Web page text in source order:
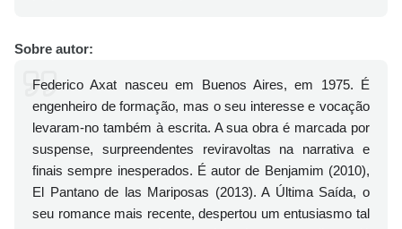
Sobre autor:
Federico Axat nasceu em Buenos Aires, em 1975. É
engenheiro de formação, mas o seu interesse e vocação
levaram-no também à escrita. A sua obra é marcada por
suspense, surpreendentes reviravoltas na narrativa e
finais sempre inesperados. É autor de Benjamim (2010),
El Pantano de las Mariposas (2013). A Última Saída, o
seu romance mais recente, despertou um entusiasmo tal